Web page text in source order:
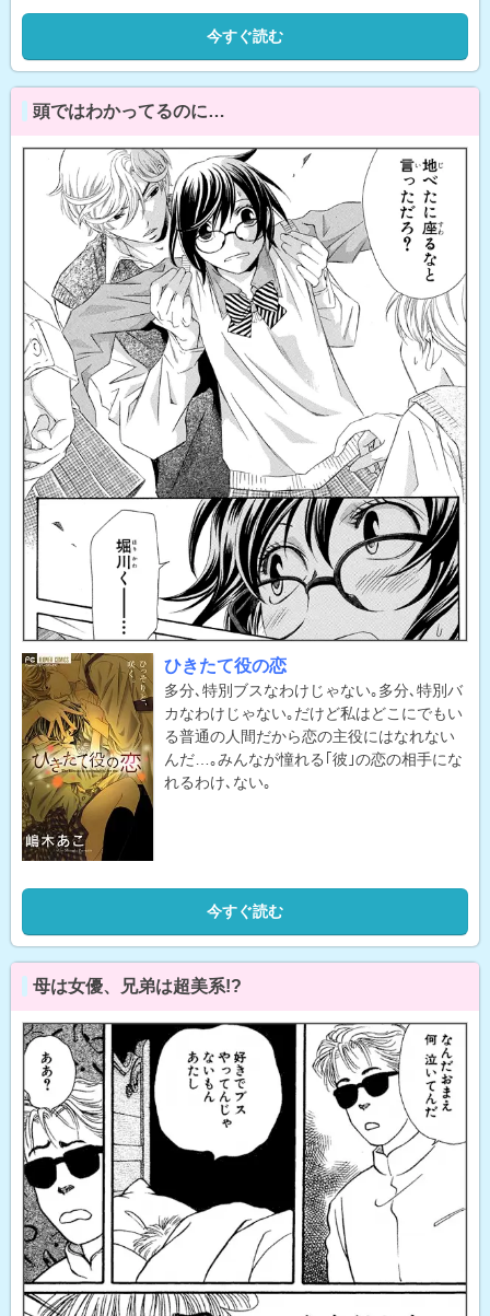
今すぐ読む
頭ではわかってるのに…
ひきたて役の恋
多分､特別ブスなわけじゃない｡多分､特別バ
カなわけじゃない｡だけど私はどこにでもい
る普通の人間だから恋の主役にはなれない
んだ…｡みんなが憧れる｢彼｣の恋の相手にな
れるわけ､ない｡
今すぐ読む
母は女優、兄弟は超美系!?